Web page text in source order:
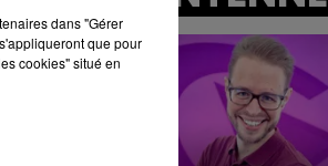
dans "Gérer
que pour
cookies" situé en